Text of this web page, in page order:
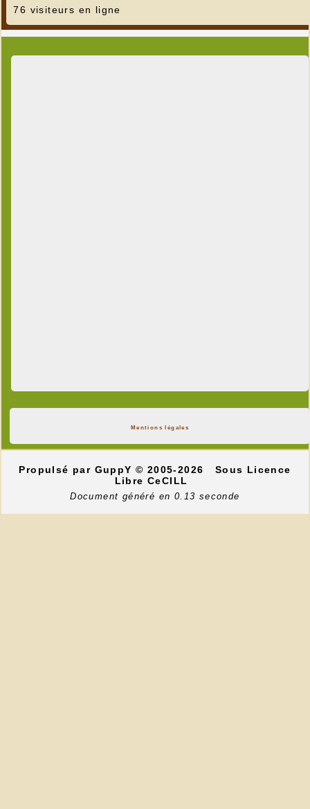
76 visiteurs en ligne
Mentions légales
Propulsé par GuppY© 2005-2026
Sous Licence
Libre CeCILL
Document généré en 0.13 seconde